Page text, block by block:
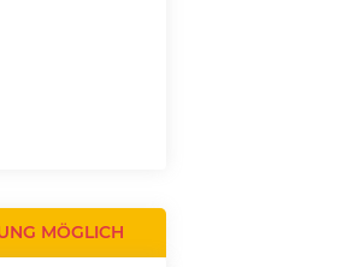
MÖGLICH